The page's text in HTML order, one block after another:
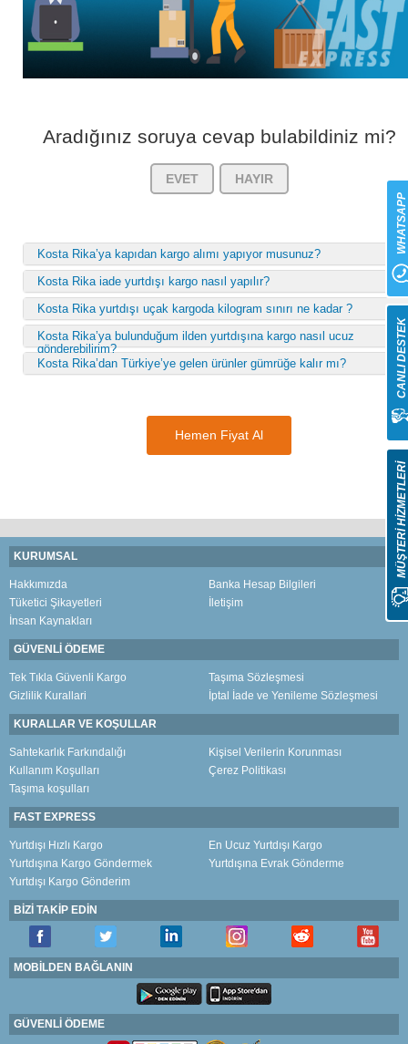
Aradığınız soruya cevap bulabildiniz mi?
EVET HAYIR
Kosta Rika’ya kapıdan kargo alımı yapıyor musunuz?
Kosta Rika iade yurtdışı kargo nasıl yapılır?
Kosta Rika yurtdışı uçak kargoda kilogram sınırı ne kadar ?
Kosta Rika’ya bulunduğum ilden yurtdışına kargo nasıl ucuz
gönderebilirim?
Kosta Rika’dan Türkiye’ye gelen ürünler gümrüğe kalır mı?
Hemen Fiyat Al
KURUMSAL
Hakkımızda
Banka Hesap Bilgileri
Tüketici Şikayetleri
İletişim
İnsan Kaynakları
GÜVENLİ ÖDEME
Tek Tıkla Güvenli Kargo
Taşıma Sözleşmesi
Gizlilik Kurallari
İptal İade ve Yenileme Sözleşmesi
KURALLAR VE KOŞULLAR
Sahtekarlık Farkındalığı
Kişisel Verilerin Korunması
Kullanım Koşulları
Çerez Politikası
Taşıma koşulları
FAST EXPRESS
Yurtdışı Hızlı Kargo
En Ucuz Yurtdışı Kargo
Yurtdışına Kargo Göndermek
Yurtdışına Evrak Gönderme
Yurtdışı Kargo Gönderim
BİZİ TAKİP EDİN
MOBİLDEN BAĞLANIN
GÜVENLİ ÖDEME
MÜŞTERİ HİZMETLERİ
CANLI DESTEK
WHATSAPP